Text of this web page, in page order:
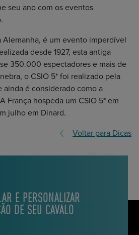
seu ano com os eventos
Alemanha, é um evento imperdível
desde 1927, esta antiga
350.000 espectadores e mais de
o CSIO 5* foi realizado pela
ainda é considerado como a
França hospeda um CSIO 5* em
julho em Dinard.
Voltar para Dicas
E PERSONALIZAR
DE SEU CAVALO